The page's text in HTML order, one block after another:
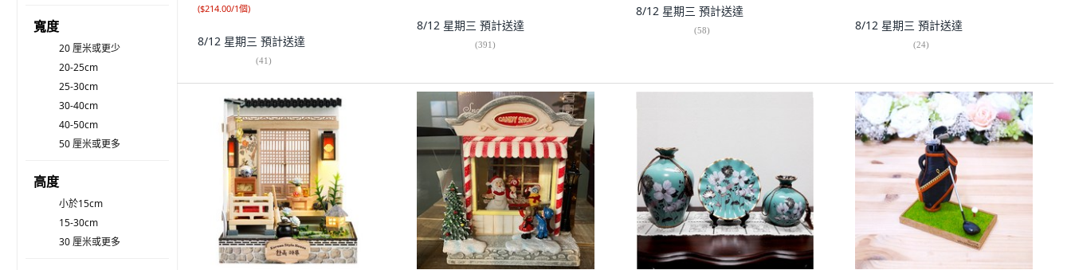
寬度
20 厘米或更少
20-25cm
25-30cm
30-40cm
40-50cm
50 厘米或更多
高度
小於15cm
15-30cm
30 厘米或更多
($214.00/1個)
8/12 星期三 預計送達
(41)
8/12 星期三 預計送達
(391)
8/12 星期三 預計送達
(58) 8/12 星期三 預計送達
(24)